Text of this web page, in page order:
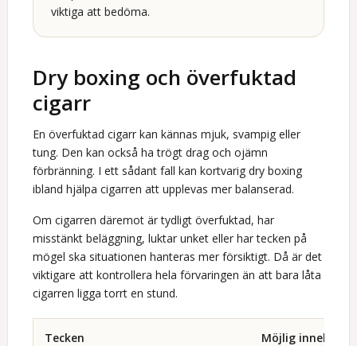
viktiga att bedöma.
Dry boxing och överfuktad
cigarr
En överfuktad cigarr kan kännas mjuk, svampig eller
tung. Den kan också ha trögt drag och ojämn
förbränning. I ett sådant fall kan kortvarig dry boxing
ibland hjälpa cigarren att upplevas mer balanserad.
Om cigarren däremot är tydligt överfuktad, har
misstänkt beläggning, luktar unket eller har tecken på
mögel ska situationen hanteras mer försiktigt. Då är det
viktigare att kontrollera hela förvaringen än att bara låta
cigarren ligga torrt en stund.
Tecken Möjlig innebörd